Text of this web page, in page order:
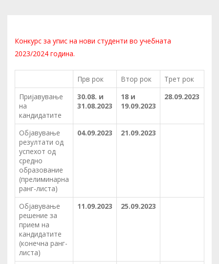
Конкурс за упис на нови студенти во учебната
2023/2024 година.
Прв рок Втор рок
Трет рок
Пријавување
на
кандидатите
30.08. и
31.08.2023
18 и
19.09.2023
28.09.2023
Објавување
резултати од
успехот од
средно
образование
(прелиминарна
ранг-листа)
04.09.2023 21.09.2023
Објавување
решение за
прием на
кандидатите
(конечна ранг-
листа)
11.09.2023 25.09.2023